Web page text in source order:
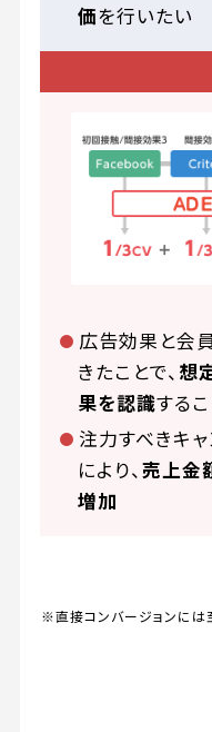
価を行いたい
広告効果と会
きたことで、 想
果を認識する
注力すべきキ
により、売上金
増加
※直接コンバージョンには